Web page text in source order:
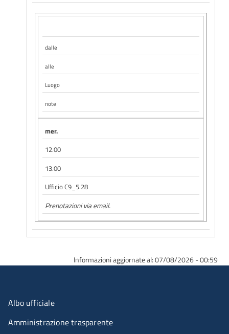
dalle
alle
Luogo
note
mer.
12.00
13.00
Ufficio C9_5.28
Prenotazioni via email.
Informazioni aggiornate al: 07/08/2026 - 00:59
Menu organizzazione
Albo ufficiale
Amministrazione trasparente